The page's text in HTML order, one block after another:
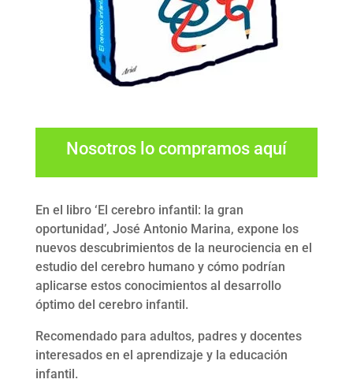
Nosotros lo compramos aquí
En el libro ‘El cerebro infantil: la gran
oportunidad’, José Antonio Marina, expone los
nuevos descubrimientos de la neurociencia en el
estudio del cerebro humano y cómo podrían
aplicarse estos conocimientos al desarrollo
óptimo del cerebro infantil.
Recomendado para adultos, padres y docentes
interesados en el aprendizaje y la educación
infantil.